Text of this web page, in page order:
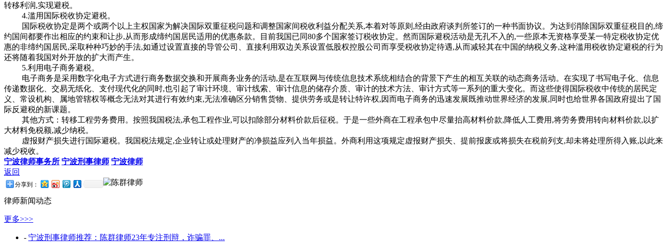
转移利润,实现避税。
4.滥用国际税收协定避税。
国际税收协定是两个或两个以上主权国家为解决国际双重征税问题和调整国家间税收利益分配关系,本着对等原则,经由政府谈判所签订的一种书面协议。为达到消除国际双重征税目的,缔
约国间都要作出相应的约束和让步,从而形成缔约国居民适用的优惠条款。目前我国已同80多个国家签订税收协定。然而国际避税活动是无孔不入的,一些原本无资格享受某一特定税收协定优
惠的非缔约国居民,采取种种巧妙的手法,如通过设置直接的导管公司、直接利用双边关系设置低股权控股公司而享受税收协定待遇,从而减轻其在中国的纳税义务,这种滥用税收协定避税的行为
还将随着我国对外开放的扩大而产生。
5.利用电子商务避税。
电子商务是采用数字化电子方式进行商务数据交换和开展商务业务的活动,是在互联网与传统信息技术系统相结合的背景下产生的相互关联的动态商务活动。在实现了书写电子化、信息
传递数据化、交易无纸化、支付现代化的同时,也引起了审计环境、审计线索、审计信息的储存介质、审计的技术方法、审计方式等一系列的重大变化。而这些使得国际税收中传统的居民定
义、常设机构、属地管辖权等概念无法对其进行有效约束,无法准确区分销售货物、提供劳务或是转让特许权,因而电子商务的迅速发展既推动世界经济的发展,同时也给世界各国政府提出了国
际反避税的新课题。
其他方式：转移工程劳务费用。按照我国税法,承包工程作业,可以扣除部分材料价款后征税。于是一些外商在工程承包中尽量抬高材料价款,降低人工费用,将劳务费用转向材料价款,以扩
大材料免税额,减少纳税。
虚报财产损失进行国际避税。我国税法规定,企业转让或处理财产的净损益应列入当年损益。外商利用这项规定虚报财产损失、提前报废或将损失在税前列支,却未将处理所得入账,以此来
减少税收。
宁波律师事务所 宁波刑事律师 宁波律师
返回
分享到：
律师新闻动态
更多>>>
- 宁波刑事律师推荐：陈群律师23年专注刑辩，诈骗罪、...